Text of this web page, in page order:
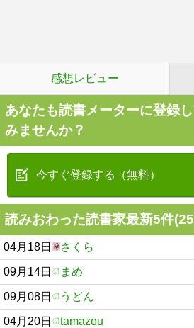
感想レビュー
あなたも読書メーターに登録
みませんか？
今すぐ登録する（無料）
読みおわった読書家最新5件
04月18日 さくら
09月14日 まめ
09月08日 うどん
04月20日 tamazou